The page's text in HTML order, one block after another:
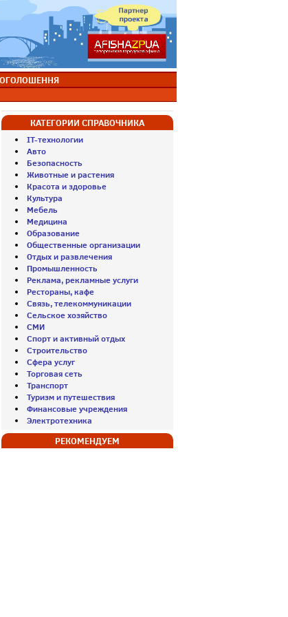
ОГОЛОШЕННЯ
КАТЕГОРИИ СПРАВОЧНИКА
IT-технологии
Авто
Безопасность
Животные и растения
Красота и здоровье
Культура
Мебель
Медицина
Образование
Общественные организации
Отдых и развлечения
Промышленность
Реклама, рекламные услуги
Рестораны, кафе
Связь, телекоммуникации
Сельское хозяйство
СМИ
Спорт и активный отдых
Строительство
Сфера услуг
Торговая сеть
Транспорт
Туризм и путешествия
Финансовые учреждения
Электротехника
РЕКОМЕНДУЕМ